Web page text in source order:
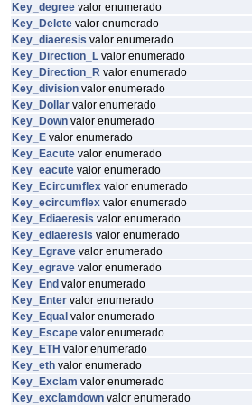
Key_degree valor enumerado
Key_Delete valor enumerado
Key_diaeresis valor enumerado
Key_Direction_L valor enumerado
Key_Direction_R valor enumerado
Key_division valor enumerado
Key_Dollar valor enumerado
Key_Down valor enumerado
Key_E valor enumerado
Key_Eacute valor enumerado
Key_eacute valor enumerado
Key_Ecircumflex valor enumerado
Key_ecircumflex valor enumerado
Key_Ediaeresis valor enumerado
Key_ediaeresis valor enumerado
Key_Egrave valor enumerado
Key_egrave valor enumerado
Key_End valor enumerado
Key_Enter valor enumerado
Key_Equal valor enumerado
Key_Escape valor enumerado
Key_ETH valor enumerado
Key_eth valor enumerado
Key_Exclam valor enumerado
Key_exclamdown valor enumerado